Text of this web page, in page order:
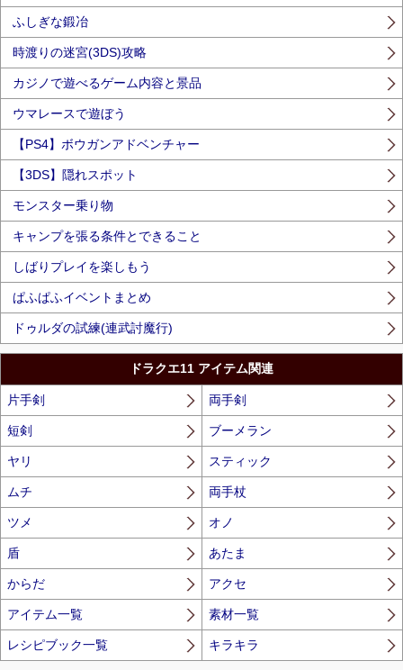
ふしぎな鍛冶
時渡りの迷宮(3DS)攻略
カジノで遊べるゲーム内容と景品
ウマレースで遊ぼう
【PS4】ボウガンアドベンチャー
【3DS】隠れスポット
モンスター乗り物
キャンプを張る条件とできること
しばりプレイを楽しもう
ぱふぱふイベントまとめ
ドゥルダの試練(連武討魔行)
ドラクエ11 アイテム関連
片手剣 両手剣
短剣 ブーメラン
ヤリ スティック
ムチ 両手杖
ツメ オノ
盾 あたま
からだ アクセ
アイテム一覧 素材一覧
レシピブック一覧 キラキラ